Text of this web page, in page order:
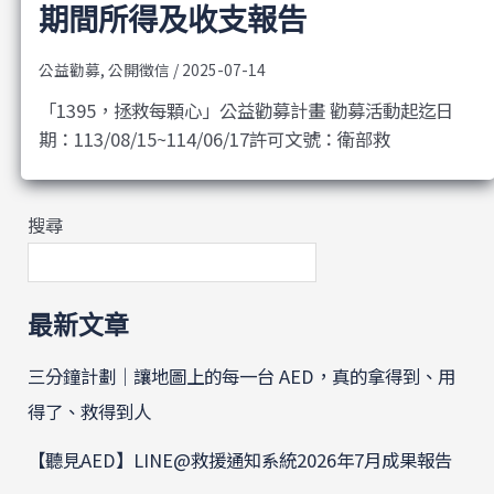
期間所得及收支報告
公益勸募,公開徵信 / 2025-07-14
「1395，拯救每顆心」公益勸募計畫 勸募活動起迄日
期：113/08/15~114/06/17許可文號：衛部救
搜尋
最新文章
三分鐘計劃｜讓地圖上的每一台 AED，真的拿得到、用
得了、救得到人
【聽見AED】LINE@救援通知系統2026年7月成果報告